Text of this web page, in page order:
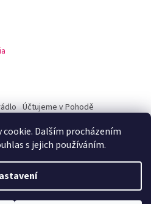
Dalším procházením
s jejich používáním.
Účtujeme v Pohodě